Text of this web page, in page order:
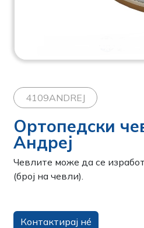
4109ANDREJ
Ортопедски
Андреј
Чевлите може да се
(број на чевли).
Контактирај нé